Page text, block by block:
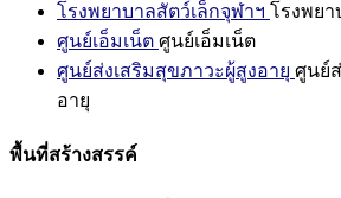
โรงพยาบาลสัตว์เล็กจุฬาฯ โรงพยา
ศูนย์เอ็มเน็ต ศูนย์เอ็มเน็ต
ศูนย์ส่งเสริมสุขภาวะผู้สูงอายุ ศูนย์
อายุ
พื้นที่สร้างสรรค์